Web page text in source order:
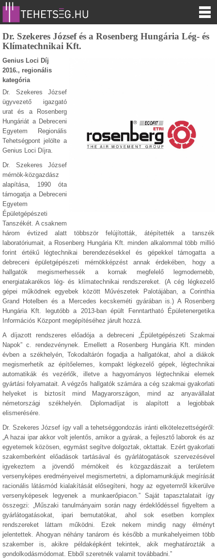
Dr. Szekeres József és a Rosenberg Hungária Lég- és
Klímatechnikai Kft.
Genius Loci Díj
2016., regionális
kategória
Dr. Szekeres József
ügyvezető igazgató
urat és a Rosenberg
Hungáriát a Debreceni
Egyetem Regionális
Tehetségpont jelölte a
Genius Loci Díjra.
Dr. Szekeres József
mérnök-közgazdász
alapítása, 1990 óta
támogatja a Debreceni
Egyetem
Épületgépészeti
Tanszékét. A csaknem
három évtized alatt többször felújították, átépítették a tanszék
laboratóriumait, a Rosenberg Hungária Kft. minden alkalommal több millió
forint értékű légtechnikai berendezésekkel és gépekkel támogatta a
debreceni épületgépészeti mérnökképzést annak érdekében, hogy a
hallgatók megismerhessék a kornak megfelelő legmodernebb,
energiatakarékos lég- és klímatechnikai rendszereket. (A cég légkezelő
gépei működnek egyebek között Művészetek Palotájában, a Corinthia
Grand Hotelben és a Mercedes kecskeméti gyárában is.) A Rosenberg
Hungária Kft. legutóbb a 2013-ban épült Fenntartható Épületenergetika
Információs Központ megépítéséhez járult hozzá.
A díjazott rendszeres előadója a debreceni „Épületgépészeti Szakmai
Napok” c. rendezvénynek. Emellett a Rosenberg Hungária Kft. minden
évben a székhelyén, Tokodaltárón fogadja a hallgatókat, ahol a diákok
megismerhetik az építőelemes, kompakt légkezelő gépek, légtechnikai
automatikák és vezérlők, illetve a hagyományos légtechnikai elemek
gyártási folyamatait. A végzős hallgatók számára a cég szakmai gyakorlati
helyeket is biztosít mind Magyarországon, mind az anyavállalat
németországi székhelyén. Diplomadíjat is alapított a legjobbak
elismerésére.
Dr. Szekeres József így vall a tehetséggondozás iránti elkötelezettségéről:
„A hazai ipar akkor volt jelentős, amikor a gyárak, a fejlesztő laborok és az
egyetemek közösen, egymást segítve dolgoztak, oktattak. Ezért gyakorlati
szakemberként előadások tartásával és gyárlátogatások szervezésével
igyekeztem a jövendő mérnökeit és közgazdászait a területem
versenyképes eredményeivel megismertetni, a diplomamunkájuk megírását
racionális látásmód kialakítását elősegíteni, hogy az egyetemről kikerülve
versenyképesek legyenek a munkaerőpiacon.” Saját tapasztalatait így
összegzi: „Műszaki tanulmányaim során nagy érdeklődéssel figyeltem a
gyárlátogatásokat, ipari bemutatókat, ahol sok esetben komplex
rendszereket láttam működni. Ezek nekem mindig nagy élményt
jelentettek. Ahogyan néhány tanárom és később a munkahelyeimen több
szakember is, akikre példaképként tekintek, akik meghatározták a
gondolkodásmódomat. Ebből szeretnék valamit továbbadni.”